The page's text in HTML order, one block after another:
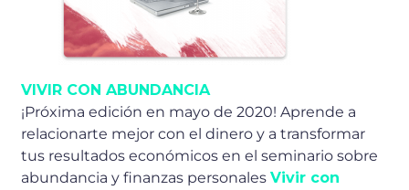
VIVIR CON ABUNDANCIA
¡Próxima edición en mayo de 2020! Aprende a
relacionarte mejor con el dinero y a transformar
tus resultados económicos en el seminario sobre
abundancia y finanzas personalesVivir con